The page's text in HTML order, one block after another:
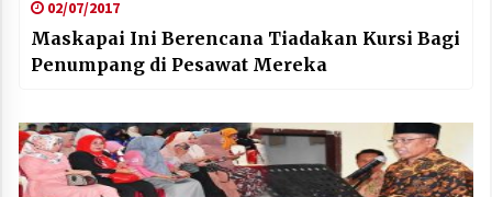
02/07/2017
Maskapai Ini Berencana Tiadakan Kursi Bagi
Penumpang di Pesawat Mereka